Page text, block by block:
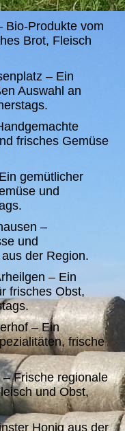
Bio-Produkte vom
Brot, Fleisch
– Ein
Auswahl an
frisches Gemüse
gemütlicher
und
–
und
der Region.
– Ein
frisches Obst,
– Ein
frische
– Frische regionale
und Obst,
Honig aus der